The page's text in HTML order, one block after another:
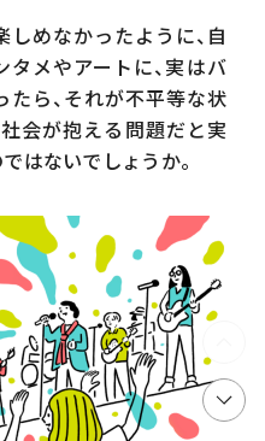
めなかったように、自
メやアートに、実はバ
たら、それが不平等な状
会が抱える問題だと実
はないでしょうか。